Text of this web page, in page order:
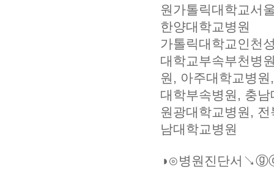
원가톨릭대학교서
한양대학교병원
가톨릭대학교인천
대학교부속부천병
원, 아주대학교병
대학부속병원, 충
원광대학교병원,
남대학교병원
◑⊙병원진단서